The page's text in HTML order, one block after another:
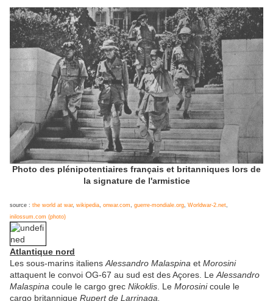
Photo des plénipotentiaires français et britanniques lors de
la signature de l'armistice
source : the world at war, wikipedia onwar.com guerre-mondiale.org Worldwar-2.net
inilossum.com (photo)
Atlantique nord
Les sous-marins italiens Alessandro Malaspina et Morosini
attaquent le convoi OG-67 au sud est des Açores. Le Alessandro
Malaspina coule le cargo grec Nikoklis . Le Morosinicoule le
cargo britannique Rupert de Larrinaga.